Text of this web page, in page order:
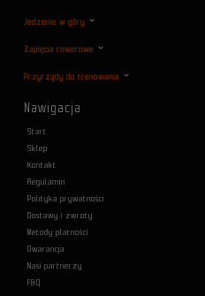
Jedzenie w góry
Zapięcia rowerowe
Przyrządy do trenowania
Nawigacja
Start
Sklep
Kontakt
Regulamin
Polityka prywatności
Dostawy i zwroty
Metody płatności
Gwarancja
Nasi partnerzy
F&Q